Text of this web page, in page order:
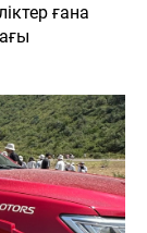
ғана